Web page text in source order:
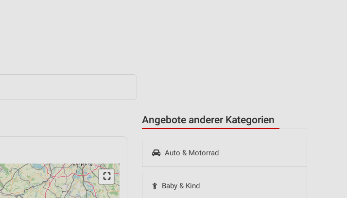
Angebote anderer Kategorien
Auto & Motorrad
Baby & Kind
⛶